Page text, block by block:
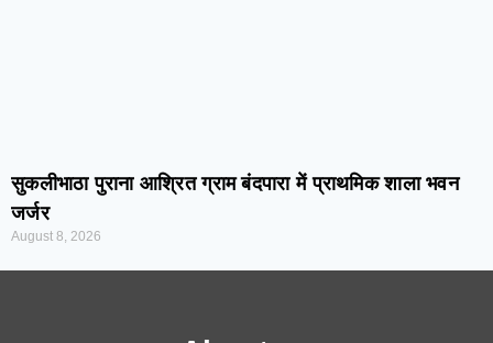
सुकलीभाठा पुराना आश्रित ग्राम बंदपारा में प्राथमिक शाला भवन
जर्जर
August 8, 2026